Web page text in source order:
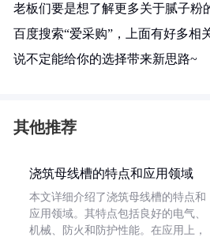
老板们要是想了解更多关于腻子粉
百度搜索“爱采购”，上面有好多相
说不定能给你的选择带来新思路~
其他推荐
浇筑母线槽的特点和应用领域
本文详细介绍了浇筑母线槽的特点和
应用领域。其特点包括良好的电气、
机械、防火和防护性能。在应用上，